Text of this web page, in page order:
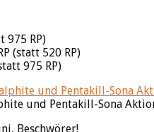
975 RP)
(statt 520 RP)
975 RP)
und Pentakill-Sona
Beschwörer!